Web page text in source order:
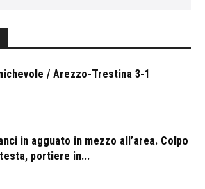
/ Arezzo-Trestina 3-1
in agguato in mezzo all’area. Colpo
portiere in...